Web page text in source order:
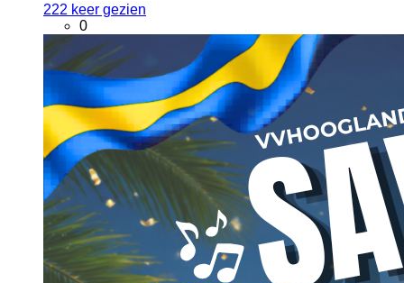
222 keer gezien
0